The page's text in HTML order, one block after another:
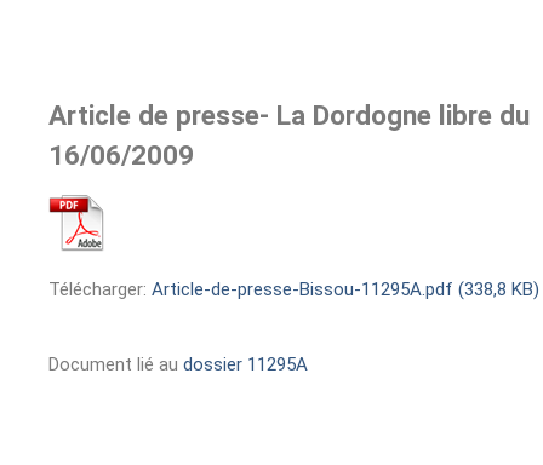
Article de presse- La Dordogne libre du
16/06/2009
Télécharger: Article-de-presse-Bissou-11295A.pdf (338,8 KB)
Document lié au dossier 11295A